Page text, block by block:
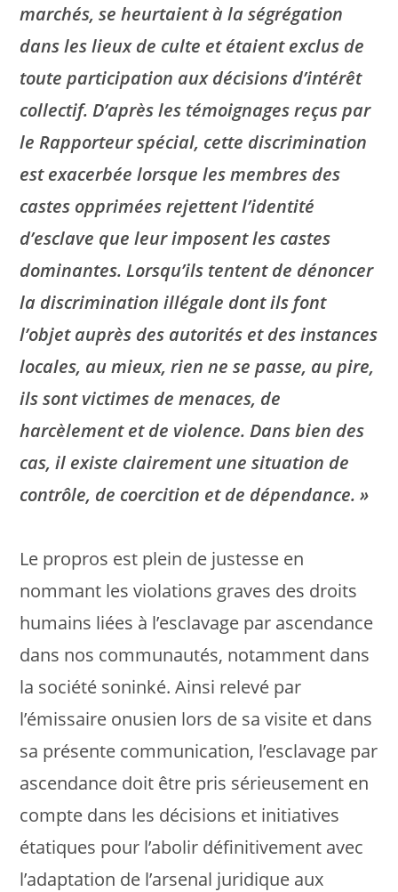
marchés, se heurtaient à la ségrégation
dans les lieux de culte et étaient exclus de
toute participation aux décisions d’intérêt
collectif. D’après les témoignages reçus par
le Rapporteur spécial, cette discrimination
est exacerbée lorsque les membres des
castes opprimées rejettent l’identité
d’esclave que leur imposent les castes
dominantes. Lorsqu’ils tentent de dénoncer
la discrimination illégale dont ils font
l’objet auprès des autorités et des instances
locales, au mieux, rien ne se passe, au pire,
ils sont victimes de menaces, de
harcèlement et de violence. Dans bien des
cas, il existe clairement une situation de
contrôle, de coercition et de dépendance. »
Le propros est plein de justesse en
nommant les violations graves des droits
humains liées à l’esclavage par ascendance
dans nos communautés, notamment dans
la société soninké. Ainsi relevé par
l’émissaire onusien lors de sa visite et dans
sa présente communication, l’esclavage par
ascendance doit être pris sérieusement en
compte dans les décisions et initiatives
étatiques pour l’abolir définitivement avec
l’adaptation de l’arsenal juridique aux